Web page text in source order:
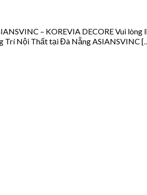
– KOREVIA DECORE Vui
Trí Nội Thất tại Đà Nẵng ASIANSVINC